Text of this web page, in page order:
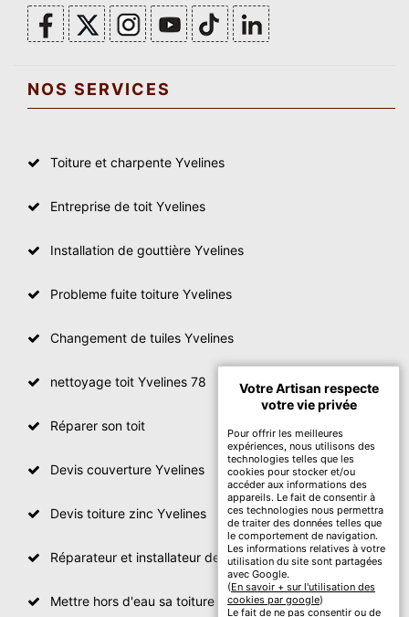
NOS SERVICES
Toiture et charpente Yvelines
Entreprise de toit Yvelines
Installation de gouttière Yvelines
Probleme fuite toiture Yvelines
Changement de tuiles Yvelines
nettoyage toit Yvelines 78
Réparer son toit
Devis couverture Yvelines
Devis toiture zinc Yvelines
Réparateur et installateur de fenetre de toit Yvelines
Mettre hors d'eau sa toiture Yvelines
Votre Artisan respecte
votre vie privée
Pour offrir les meilleures
expériences, nous utilisons des
technologies telles que les
cookies pour stocker et/ou
accéder aux informations des
appareils. Le fait de consentir à
ces technologies nous permettra
de traiter des données telles que
le comportement de navigation.
Les informations relatives à votre
utilisation du site sont partagées
avec Google.
(En savoir + sur l'utilisation des
cookies par google)
Le fait de ne pas consentir ou de